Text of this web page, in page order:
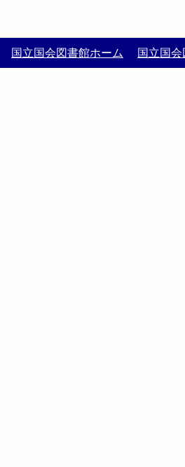
国立国会図書館ホーム 国立国